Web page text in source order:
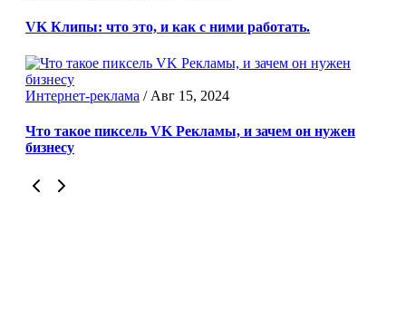
VK Клипы: что это, и как с ними работать.
Интернет-реклама / Авг 15, 2024
Что такое пиксель VK Рекламы, и зачем он нужен
бизнесу